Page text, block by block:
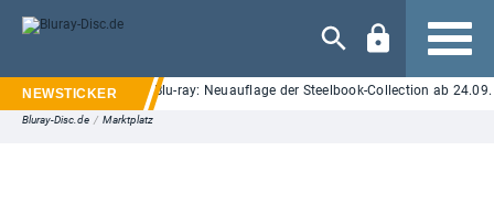
Navigation
Elm Street" auf UHD Blu-ray: Neuauflage der Steelbook-Collection ab 24.09.
Bluray-Disc.de / Marktplatz